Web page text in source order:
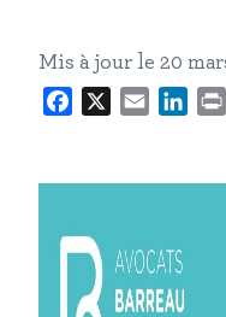
Mis à jour le 20
Facebook
X Email